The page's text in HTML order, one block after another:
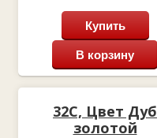
Купить
В корзину
32С, Цвет Дуб
золотой